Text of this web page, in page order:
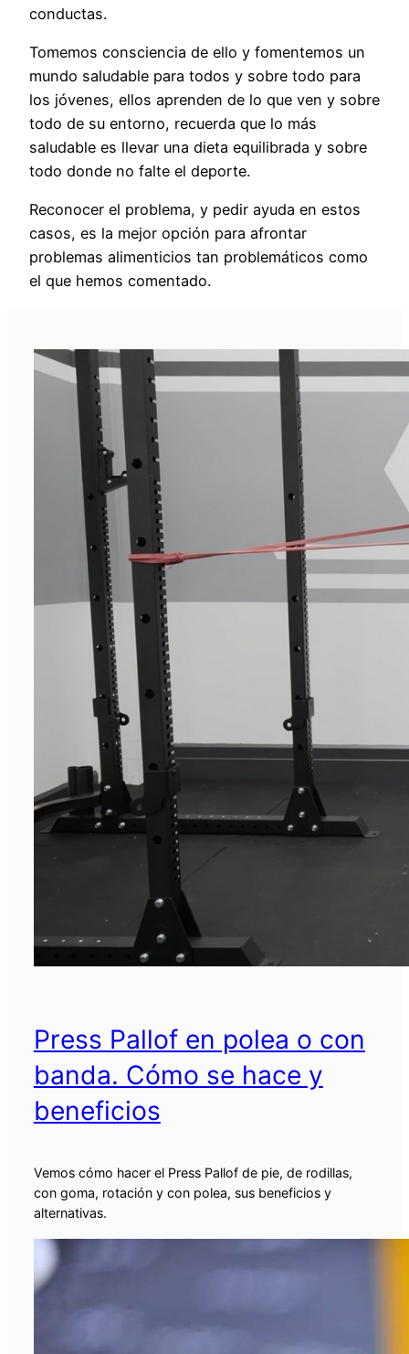
conductas.
Tomemos consciencia de ello y fomentemos un
mundo saludable para todos y sobre todo para
los jóvenes, ellos aprenden de lo que ven y sobre
todo de su entorno, recuerda que lo más
saludable es llevar una dieta equilibrada y sobre
todo donde no falte el deporte.
Reconocer el problema, y pedir ayuda en estos
casos, es la mejor opción para afrontar
problemas alimenticios tan problemáticos como
el que hemos comentado.
Press Pallof en polea o con
banda. Cómo se hace y
beneficios
Vemos cómo hacer el Press Pallof de pie, de rodillas,
con goma, rotación y con polea, sus beneficios y
alternativas.